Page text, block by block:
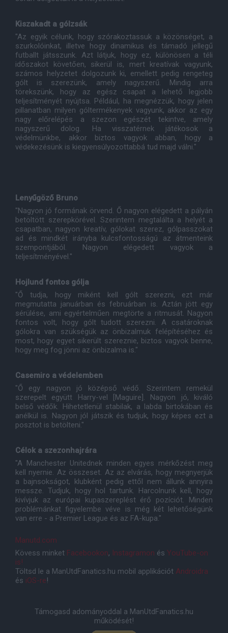
Kiszakadt a gólzsák
"Az egyik célunk, hogy szórakoztassuk a közönséget, a
szurkolóinkat, illetve hogy dinamikus és támadó jellegű
futballt játsszunk. Azt látjuk, hogy ez, különösen a téli
időszakot követően, sikerül is, mert kreatívak vagyunk,
számos helyzetet dolgozunk ki, emellett pedig rengeteg
gólt is szerezünk, amely nagyszerű. Mindig arra
törekszünk, hogy az egész csapat a lehető legjobb
teljesítményét nyújtsa. Például, ha megnézzük, hogy jelen
pillanatban milyen góltermékenyek vagyunk, akkor az egy
nagy előrelépés a szezon egészét tekintve, amely
nagyszerű dolog. Ha visszatérnek játékosok a
védelmünkbe, akkor biztos vagyok abban, hogy a
védekezésünk is kiegyensúlyozottabbá tud majd válni."
Lenyűgöző Bruno
"Nagyon jó formának örvend. Ő nagyon elégedett a pályán
betöltött szerepkörével. Szerintem megtalálta a helyét a
csapatban, nagyon kreatív, gólokat szerez, gólpasszokat
ad és mindkét irányba kulcsfontosságú az átmenteink
szempontjából. Nagyon elégedett vagyok a
teljesítményével."
Hojlund fontos gólja
"Ő tudja, hogy miként kell gólt szerezni, ezt már
megmutatta januárban és februárban is. Aztán jött egy
sérülése, ami egyértelműen megtörte a ritmusát. Nagyon
fontos volt, hogy gólt tudott szerezni. A csatároknak
gólokra van szükségük az önbizalmuk felépítéséhez és
most, hogy egyet sikerült szereznie, biztos vagyok benne,
hogy meg fog jönni az önbizalma is."
Casemiro a védelemben
"Ő egy nagyon jó középső védő. Szerintem remekül
szerepelt együtt Harry-vel [Maguire]. Nagyon jó, kiváló
belső védők. Hihetetlenül stabilak, a labda birtokában és
anélkül is. Nagyon jól játszik és tudjuk, hogy képes ezt a
posztot is betölteni."
Célok a szezonhajrára
"A Manchester Unitednek minden egyes mérkőzést meg
kell nyernie. Az összeset. Az az elvárás, hogy megnyerjük
a bajnsokságot, klubként pedig ettől nem állunk annyira
messze. Tudjuk, hogy hol tartunk. Harcolnunk kell, hogy
kivívjuk az európai kupaszereplést érő pozíciót. Minden
problémánkat figyelembe véve is még két lehetőségünk
van erre - a Premier League és az FA-kupa."
Manutd.com
Kövess minket Facebookon, Instagramon és YouTube-on
is!
Töltsd le a ManUtdFanatics.hu mobil applikációt Androidra
és iOS-re!
Támogasd adományoddal a ManUtdFanatics.hu
működését!